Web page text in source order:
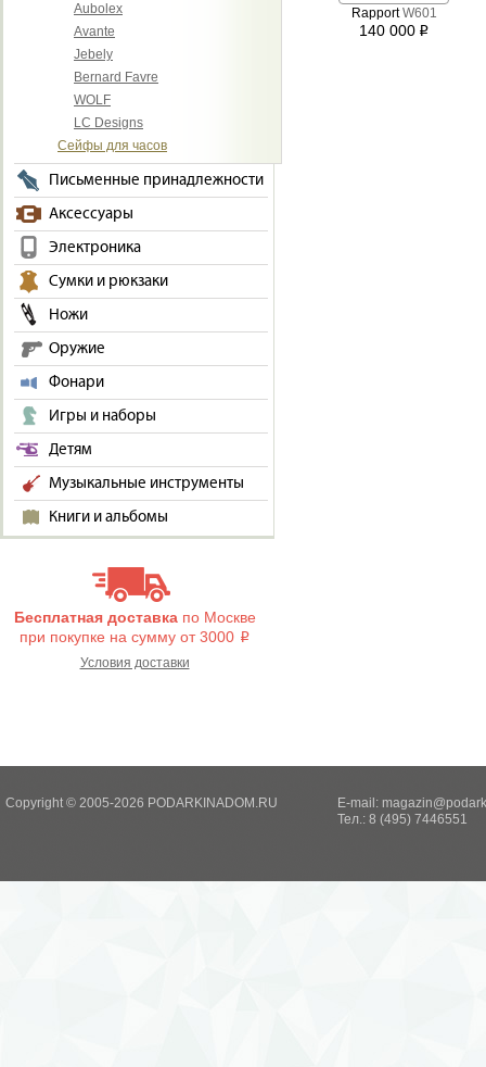
Aubolex
Avante
Jebely
Bernard Favre
WOLF
LC Designs
Сейфы для часов
Письменные принадлежности
Аксессуары
Электроника
Сумки и рюкзаки
Ножи
Оружие
Фонари
Игры и наборы
Детям
Музыкальные инструменты
Книги и альбомы
Бесплатная доставкапо Москве
при покупке на сумму от 3000 i
Условия доставки
RapportW601
140 000 i
Copyright © 2005-2026 PODARKINADOM.RU E-mail:
Тел.: 8 (495) 7446551